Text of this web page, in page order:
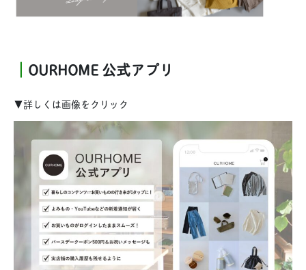
｜ OURHOME 公式アプリ
▼詳しくは画像をクリック